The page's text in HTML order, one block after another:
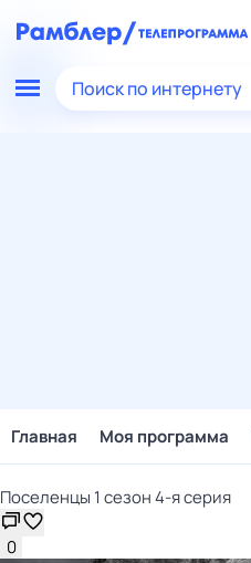
Поиск по интернету
Главная Моя программа
Поселенцы 1 сезон 4-я серия
0